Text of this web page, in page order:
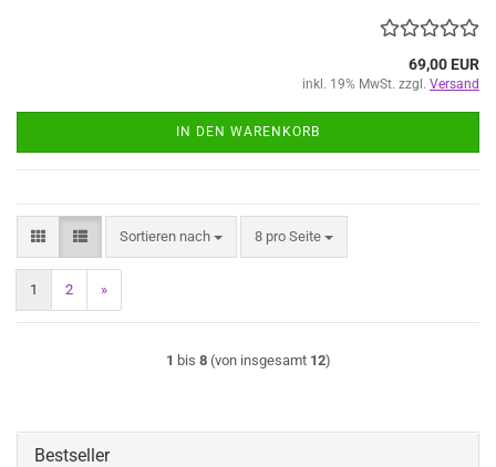
69,00 EUR
inkl. 19% MwSt. zzgl. Versand
IN DEN WARENKORB
Sortieren nach
Sortieren nach 8 pro Seite
pro Seite
1 2 »
1 bis 8(von insgesamt 12)
Bestseller